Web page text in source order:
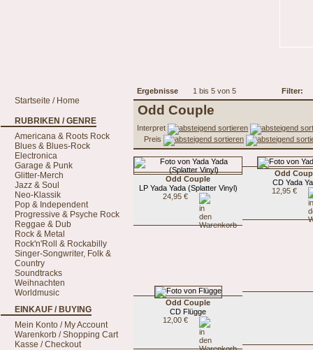
Ergebnisse 1 bis 5 von 5 Filter:
Startseite / Home
RUBRIKEN / GENRE
Americana & Roots Rock
Blues & Blues-Rock
Electronica
Garage & Punk
Glitter-Merch
Jazz & Soul
Neo-Klassik
Pop & Independent
Progressive & Psyche Rock
Reggae & Dub
Rock & Metal
Rock'n'Roll & Rockabilly
Singer-Songwriter, Folk &
Country
Soundtracks
Weihnachten
Worldmusic
EINKAUF / BUYING
Mein Konto / My Account
Warenkorb / Shopping Cart
Kasse / Checkout
Odd Couple
Interpret
Preis
Odd Couple
LP Yada Yada (Splatter Vinyl)
24,95 €
Odd
CD Yada
12,95 €
Odd Couple
CD Flügge
12,00 €